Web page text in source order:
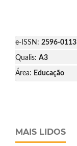
e-ISSN: 2596-0113
Qualis: A3
Área: Educação
MAIS LIDOS